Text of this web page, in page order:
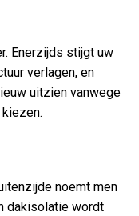
Enerzijds stijgt uw
verlagen, en
uitzien vanwege
noemt men
dakisolatie wordt